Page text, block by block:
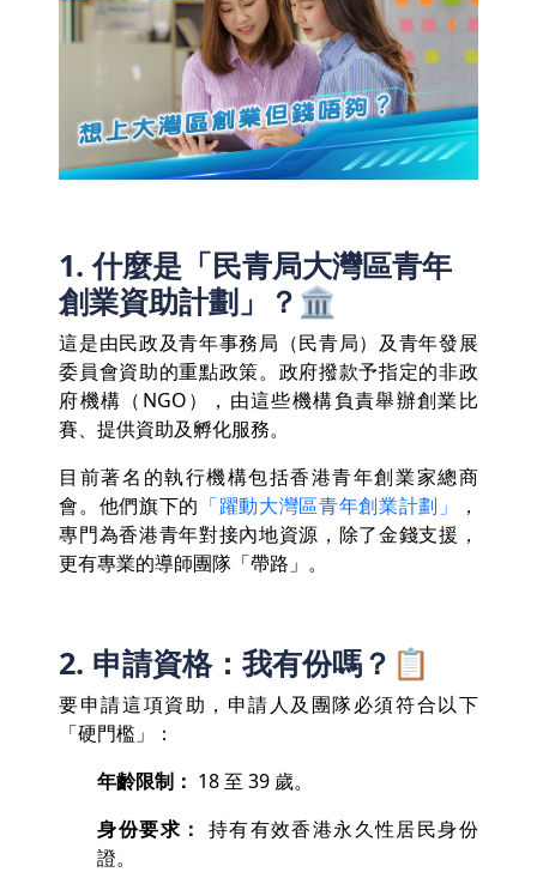
1. 什麼是「民青局大灣區青年
創業資助計劃」？🏛️
這是由民政及青年事務局（民青局）及青年發展
委員會資助的重點政策。政府撥款予指定的非政
府機構（NGO），由這些機構負責舉辦創業比
賽、提供資助及孵化服務。
目前著名的執行機構包括香港青年創業家總商
會。他們旗下的 「躍動大灣區青年創業計劃」
，
專門為香港青年對接內地資源，除了金錢支援，
更有專業的導師團隊「帶路」。
2. 申請資格：我有份嗎？📋
要申請這項資助，申請人及團隊必須符合以下
「硬門檻」：
年齡限制： 18 至 39 歲。
身份要求： 持有有效香港永久性居民身份
證。